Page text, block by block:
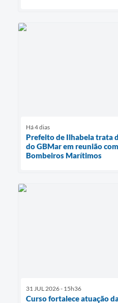
Há 4 dias
Prefeito de Ilhabela trata
do GBMar em reunião
Bombeiros Marítimos
31 JUL 2026 - 15h36
Curso fortalece atuação